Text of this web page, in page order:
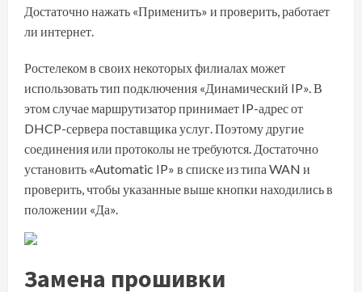
Достаточно нажать «Применить» и проверить, работает
ли интернет.
Ростелеком в своих некоторых филиалах может
использовать тип подключения «Динамический IP». В
этом случае маршрутизатор принимает IP-адрес от
DHCP-сервера поставщика услуг. Поэтому другие
соединения или протоколы не требуются. Достаточно
установить «Automatic IP» в списке из типа WAN и
проверить, чтобы указанные выше кнопки находились в
положении «Да».
Замена прошивки